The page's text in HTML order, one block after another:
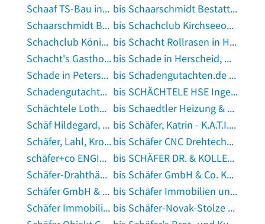
Schaaf TS-Bau in Harsewinkel
bis Schaarschmidt Bestattungen in Hamburg
Schaarschmidt Blumenladen in Berlin
bis Schachclub Kirchseeon e.V. in Kirchseeon
Schachclub Königsspringer von 1984 e.V. in Hamburg
bis Schacht Rollrasen in Halle, Westfalen
Schacht's Gasthof in Rümpel
bis Schade in Herscheid, Westfalen
Schade in Petersberg, Kreis Fulda
bis Schadengutachten.de in Ahrensburg
Schadengutachten DEKRA in Koblenz am Rhein
bis SCHÄCHTELE HSE Ingenieurbüro für Arbeitssicherheit in Lörrach
Schächtele Lothar in Alzenau in Unterfranken
bis Schaedtler Heizung & Sanitär in Hannover
Schäf Hildegard, Netz für Kinder in Petersaurach
bis Schäfer, Katrin - K.A.T.I. Text und Lektorat in Husum, Nordsee
Schäfer, Lahl, Kronauer, Just Dialyse - Zentrum Baden-Baden Dres. med. in Baden-Baden
bis Schäfer CNC Drehtechnik in Greifenstein, Hessen
schäfer+co ENGINEERING GmbH in Schwabach
bis SCHÄFER DR. & KOLLEGEN GmbH in Bergisch Gladbach
Schäfer-Drahthäkeltechnik + Textilmaschinenbau GmbH in Wuppertal
bis Schäfer GmbH & Co. KG in Melle, Wiehengebirge
Schäfer GmbH & Co. KG in Schömberg bei Balingen
bis Schäfer Immobilien und Bauservice in Saarwellingen
Schäfer Immobilienverwaltung in Korntal-Münchingen
bis Schäfer-Novak-Stolze Büroverwaltung in Meerbusch